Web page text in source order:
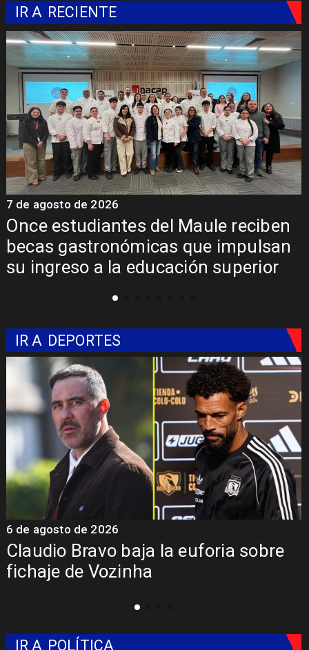
IR A RECIENTE
Once estudiantes del Maule reciben
becas gastronómicas que impulsan
su ingreso a la educación superior
7 de agosto de 2026
IR A DEPORTES
Claudio Bravo baja la euforia sobre
fichaje de Vozinha
6 de agosto de 2026
IR A POLÍTICA